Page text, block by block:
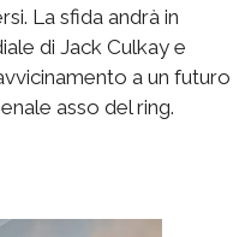
La sfida andrà in
di Jack Culkay e
a un futuro
asso del ring.